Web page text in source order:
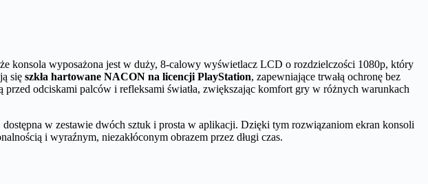
że konsola wyposażona jest w duży, 8-calowy wyświetlacz LCD o rozdzielczości 1080p, który
się szkła hartowane NACON na licencji PlayStation, zapewniające trwałą ochronę bez
przed odciskami palców i refleksami światła, zwiększając komfort gry w różnych warunkach
dostępna w zestawie dwóch sztuk i prosta w aplikacji. Dzięki tym rozwiązaniom ekran konsoli
i wyraźnym, niezakłóconym obrazem przez długi czas.